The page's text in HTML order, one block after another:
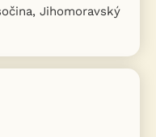
Jihomoravský